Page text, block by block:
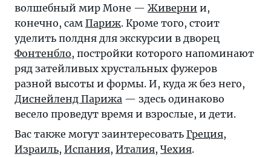
волшебный мир Моне — Живерни и,
конечно, сам Париж. Кроме того, стоит
уделить полдня для экскурсии в дворец
Фонтенбло, постройки которого напоминают
ряд затейливых хрустальных фужеров
разной высоты и формы. И, куда ж без него,
Диснейленд Парижа — здесь одинаково
весело проведут время и взрослые, и дети.
Вас также могут заинтересовать Греция,
Израиль, Испания, Италия, Чехия.